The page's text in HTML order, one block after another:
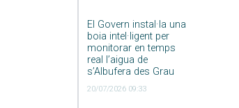
El Govern instal·la una
boia intel·ligent per
monitorar en temps
real l’aigua de
s’Albufera des Grau
20/07/2026 09:33